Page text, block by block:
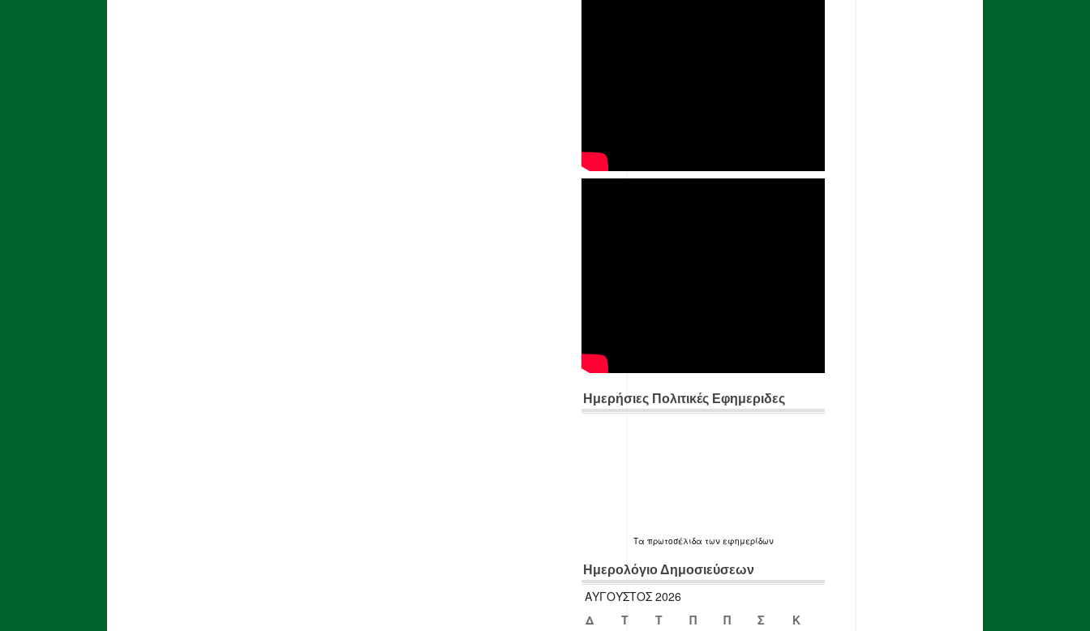
Ημερήσιες Πολιτικές Εφημεριδες
Τα πρωτοσέλιδα των εφημερίδων
Ημερολόγιο Δημοσιεύσεων
ΑΎΓΟΥΣΤΟΣ 2026
Δ
Τ Τ Π Π Σ Κ